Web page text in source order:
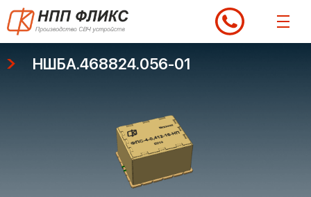
Перейти
содержимому
НШБА.468824.056-01